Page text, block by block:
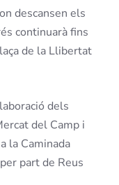
descansen els
continuarà fins
de la Llibertat
dels
del Camp i
la Caminada
part de Reus